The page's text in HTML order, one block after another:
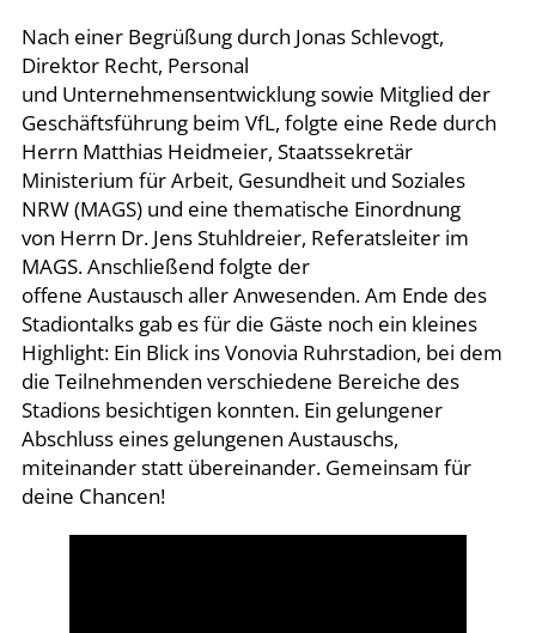
Nach einer Begrüßung durch Jonas Schlevogt,
Direktor Recht, Personal
und Unternehmensentwicklung sowie Mitglied der
Geschäftsführung beim VfL, folgte eine Rede durch
Herrn Matthias Heidmeier, Staatssekretär
Ministerium für Arbeit, Gesundheit und Soziales
NRW (MAGS) und eine thematische Einordnung
von Herrn Dr. Jens Stuhldreier, Referatsleiter im
MAGS. Anschließend folgte der
offene Austausch aller Anwesenden. Am Ende des
Stadiontalks gab es für die Gäste noch ein kleines
Highlight: Ein Blick ins Vonovia Ruhrstadion, bei dem
die Teilnehmenden verschiedene Bereiche des
Stadions besichtigen konnten. Ein gelungener
Abschluss eines gelungenen Austauschs,
miteinander statt übereinander. Gemeinsam für
deine Chancen!